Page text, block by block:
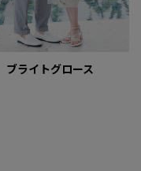
ブライトグロース